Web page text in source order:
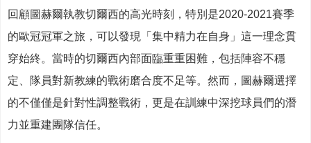
回顧圖赫爾執教切爾西的高光時刻，特別是2020-2021賽季
的歐冠冠軍之旅，可以發現「集中精力在自身」這一理念貫
穿始終。當時的切爾西內部面臨重重困難，包括陣容不穩
定、隊員對新教練的戰術磨合度不足等。然而，圖赫爾選擇
的不僅僅是針對性調整戰術，更是在訓練中深挖球員們的潛
力並重建團隊信任。